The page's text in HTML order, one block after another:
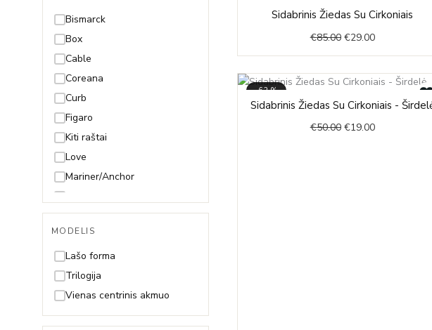
50cm
55cm
60cm
65cm
70cm
Bismarck
Box
Cable
Coreana
Curb
Figaro
Kiti raštai
Love
Mariner/Anchor
Paperclip
Pitonas
Rolo
Rombo
Rope (Virvutė)
Singapore
MODELIS
Lašo forma
Trilogija
Vienas centrinis akmuo
Sidabrinis Žiedas Su Cirkoniais
€85.00 was:
€85.00.
€29.00is:
€29.00.
-62%
Sidabrinis Žiedas Su Cirkoniais -
€50.00
price
was:
€19.00
Current
price
is: